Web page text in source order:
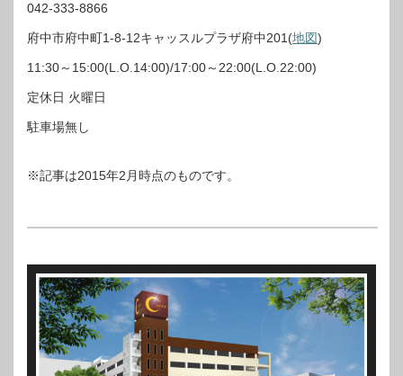
042-333-8866
府中市府中町1-8-12キャッスルプラザ府中201(地図)
11:30～15:00(L.O.14:00)/17:00～22:00(L.O.22:00)
定休日 火曜日
駐車場無し
※記事は2015年2月時点のものです。